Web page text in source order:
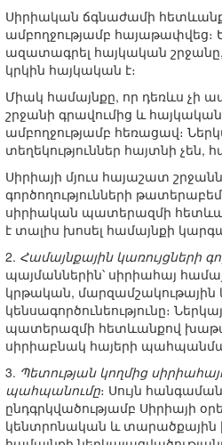
Սիրիական ճգնաժամի
ամբողջությամբ
ազատագրել հայկական
կրկին հայկական է։
Միակ համայնքը, որ դեռևս չի
շրջանի գրավումից և
ամբողջությամբ հեռացավ։
տեղեկություններ հայտնի
Սիրիայի մյուս հայաշատ
գործողությունների
սիրիական պատերազմի
է տալիս խոսել համայնքի
2. Համայնքային կառույցների
պայմաններին՝ սիրիահայ
կրթական, մարզամշակութային և
կենսագործունեությունը։
պատերազմի հետևանքով
սիրիաբնակ հայերի
3. Պետության կողմից
պահպանումը։ Սույն
ընդգրկվածությամբ Սիրիայի
կենտրոնական և տարածքային